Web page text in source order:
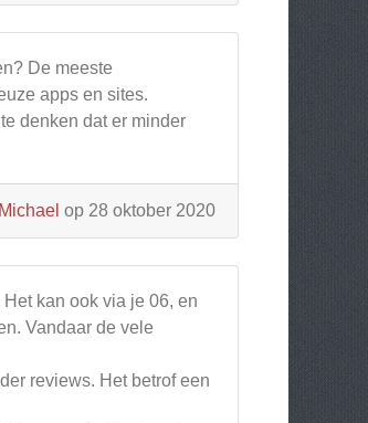
De meeste
apps en sites.
denken dat er minder
Michael op 28 oktober 2020
kan ook via je 06, en
Vandaar de vele
reviews. Het betrof een